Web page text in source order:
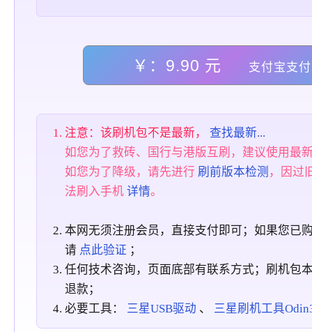
￥：9.90 元 支付宝支付
注意：该刷机包不是最新， 查找最新...
如您为了救砖、国行与港版互刷，建议使用最
如您为了降级，请先进行 刷前版本检测 ，因过
法刷入手机详情。
本网无须注册会员，直接支付即可；如果您已
请 点此验证 ；
任何技术咨询，页面底部有联系方式；刷机包
退款；
必要工具： 三星USB驱动 、 三星刷机工具